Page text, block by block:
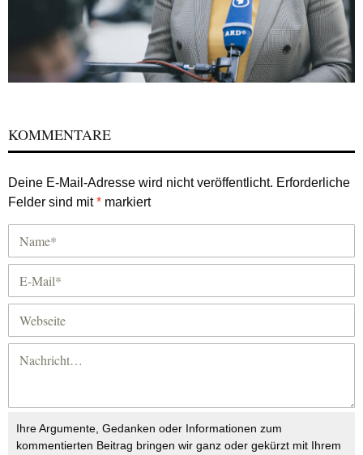
KOMMENTARE
Deine E-Mail-Adresse wird nicht veröffentlicht. Erforderliche
Felder sind mit* markiert
Ihre Argumente, Gedanken oder Informationen zum
kommentierten Beitrag bringen wir ganz oder gekürzt mit Ihrem